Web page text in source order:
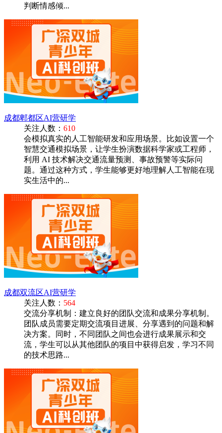
判断情感倾...
成都郫都区AI营研学
关注人数： 610
会模拟真实的人工智能研发和应用场景。比如设置一个
智慧交通模拟场景，让学生扮演数据科学家或工程师，
利用 AI 技术解决交通流量预测、事故预警等实际问
题。通过这种方式，学生能够更好地理解人工智能在现
实生活中的...
成都双流区AI营研学
关注人数： 564
交流分享机制：建立良好的团队交流和成果分享机制。
团队成员需要定期交流项目进展、分享遇到的问题和解
决方案。同时，不同团队之间也会进行成果展示和交
流，学生可以从其他团队的项目中获得启发，学习不同
的技术思路...